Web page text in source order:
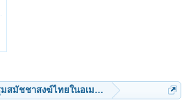
สมัชชาสงฆ์ไทยในอเมริกา พัฒนางานพระธรร